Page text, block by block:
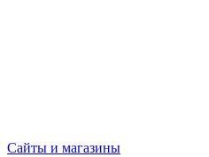
Сайты и магазины